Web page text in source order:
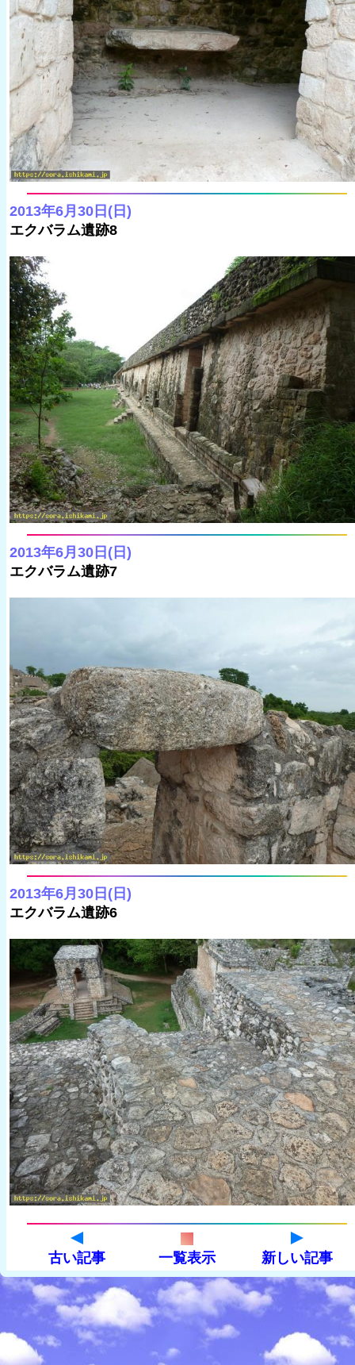
2013年6月30日(日)
エクバラム遺跡8
2013年6月30日(日)
エクバラム遺跡7
2013年6月30日(日)
エクバラム遺跡6
古い記事 一覧表示 新しい記事